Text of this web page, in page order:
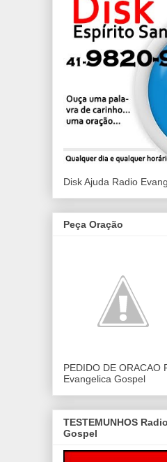
Disk Ajuda Radio
Peça Oração
PEDIDO DE ORACAO
Evangelica Gospel
TESTEMUNHOS
Gospel